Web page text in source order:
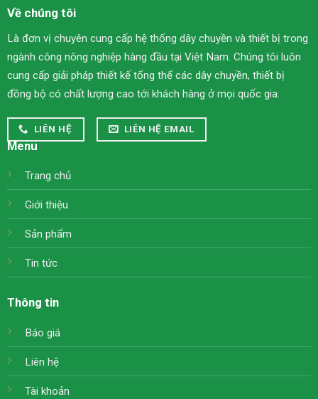
Về chúng tôi
Là đơn vị chuyên cung cấp hệ thống dây chuyền và thiết bị trong
ngành công nông nghiệp hàng đầu tại Việt Nam. Chúng tôi luôn
cung cấp giải pháp thiết kế tổng thể các dây chuyền, thiết bị
đồng bộ có chất lượng cao tới khách hàng ở mọi quốc gia.
LIÊN HỆ LIÊN HỆ EMAIL
Menu
Trang chủ
Giới thiệu
Sản phẩm
Tin tức
Thông tin
Báo giá
Liên hệ
Tài khoản